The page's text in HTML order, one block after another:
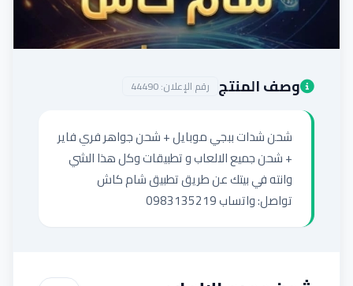
إضافة إعلان
وصف المنتج رقم الإعلان:44490
شحن شدات ببجي موبايل + شحن جواهر فري فاير
تواصل: واتساب 0983135219